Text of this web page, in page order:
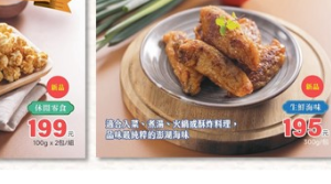
信功實業股份有限公司
西式火腿切片-200g
200公克
葷
冷凍